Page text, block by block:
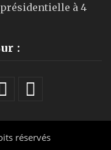
à 4
:
réservés